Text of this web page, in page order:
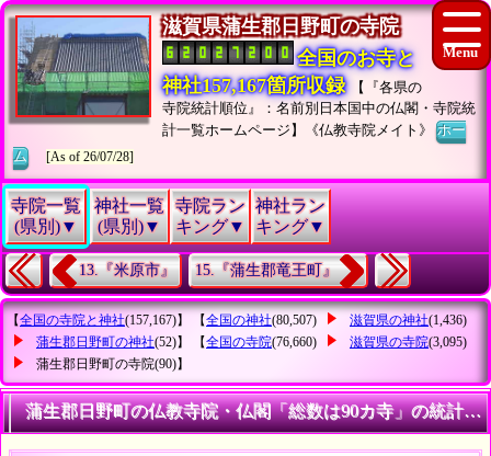
滋賀県蒲生郡日野町の寺院
全国のお寺と
神社157,167箇所収録
【『各県の
寺院統計順位』：名前別日本国中の仏閣・寺院統
計一覧ホームページ】《仏教寺院メイト》ホー
ム
[As of 26/07/28]
寺院一覧
(県別)▼
神社一覧
(県別)▼
寺院ラン
キング▼
神社ラン
キング▼
13.『米原市』 15.『蒲生郡竜王町』
【全国の寺院と神社(157,167)】 【全国の神社(80,507) 滋賀県の神社(1,436)
蒲生郡日野町の神社(52)】 【全国の寺院(76,660) 滋賀県の寺院(3,095)
蒲生郡日野町の寺院(90)】
蒲生郡日野町の仏教寺院・仏閣「総数は90カ寺」の統計リ